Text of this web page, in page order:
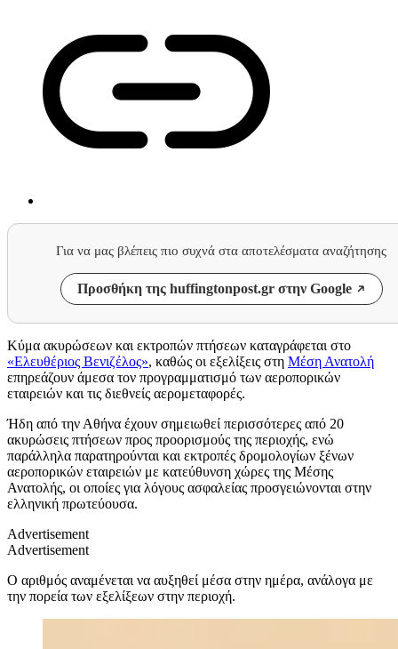
Για να μας βλέπεις πιο συχνά στα αποτελέσματα αναζήτησης
Προσθήκη της huffingtonpost.gr στην Google
Κύμα ακυρώσεων και εκτροπών πτήσεων καταγράφεται στο
«Ελευθέριος Βενιζέλος», καθώς οι εξελίξεις στη Μέση Ανατολή
επηρεάζουν άμεσα τον προγραμματισμό των αεροπορικών
εταιρειών και τις διεθνείς αερομεταφορές.
Ήδη από την Αθήνα έχουν σημειωθεί περισσότερες από 20
ακυρώσεις πτήσεων προς προορισμούς της περιοχής, ενώ
παράλληλα παρατηρούνται και εκτροπές δρομολογίων ξένων
αεροπορικών εταιρειών με κατεύθυνση χώρες της Μέσης
Ανατολής, οι οποίες για λόγους ασφαλείας προσγειώνονται στην
ελληνική πρωτεύουσα.
Advertisement
Advertisement
Ο αριθμός αναμένεται να αυξηθεί μέσα στην ημέρα, ανάλογα με
την πορεία των εξελίξεων στην περιοχή.